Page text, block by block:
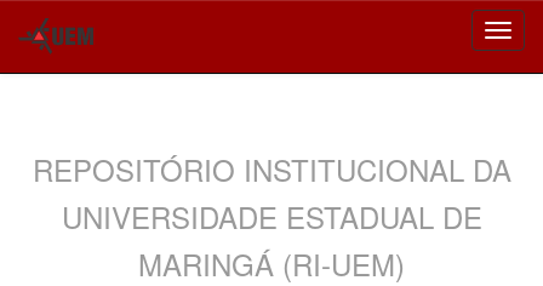
REPOSITÓRIO INSTITUCIONAL DA
UNIVERSIDADE ESTADUAL DE
MARINGÁ (RI-UEM)